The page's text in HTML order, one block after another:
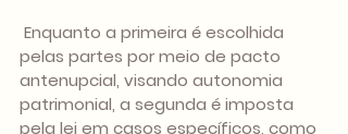
pelas partes por meio de pacto
antenupcial, visando autonomia
patrimonial, a segunda é imposta
pela lei em casos específicos, como